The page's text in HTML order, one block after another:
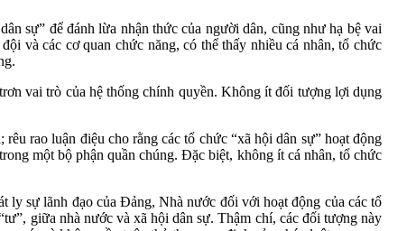
sự” để đánh lừa nhận thức của người dân, cũng như hạ bệ vai
và các cơ quan chức năng, có thể thấy nhiều cá nhân, tổ chức
vai trò của hệ thống chính quyền. Không ít đối tượng lợi dụng
rao luận điệu cho rằng các tổ chức “xã hội dân sự” hoạt động
một bộ phận quần chúng. Đặc biệt, không ít cá nhân, tổ chức
ly sự lãnh đạo của Đảng, Nhà nước đối với hoạt động của các tổ
giữa nhà nước và xã hội dân sự. Thậm chí, các đối tượng này